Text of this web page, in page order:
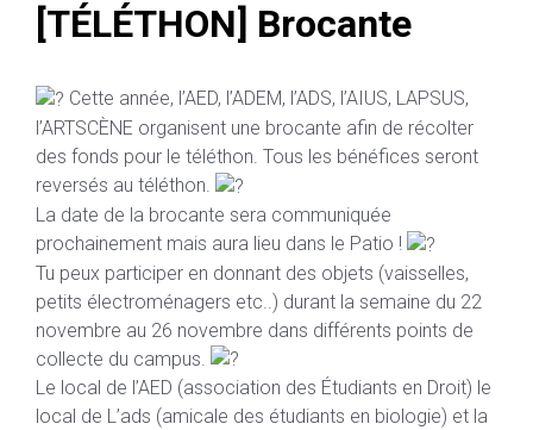
[TÉLÉTHON] Brocante
Cette année, l’AED, l’ADEM, l’ADS, l’AIUS, LAPSUS,
l’ARTSCÈNE organisent une brocante afin de récolter
des fonds pour le téléthon. Tous les bénéfices seront
reversés au téléthon.
La date de la brocante sera communiquée
prochainement mais aura lieu dans le Patio !
Tu peux participer en donnant des objets (vaisselles,
petits électroménagers etc..) durant la semaine du 22
novembre au 26 novembre dans différents points de
collecte du campus.
Le local de l’AED (association des Étudiants en Droit) le
local de L’ads (amicale des étudiants en biologie) et la